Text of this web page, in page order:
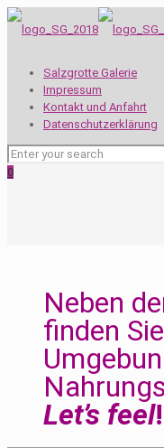
Salzgrotte Galerie
Impressum
Kontakt und Anfahrt
Datenschutzerklärung
0
Neben
finden
Let’s feel!